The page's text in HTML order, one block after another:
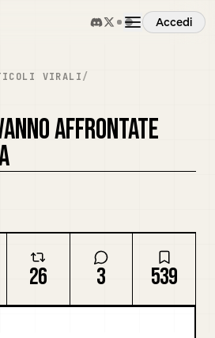
Accedi
VIRALI/
AFFRONTATE
26 3 539